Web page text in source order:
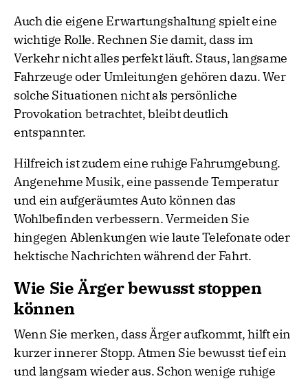
Auch die eigene Erwartungshaltung spielt eine
wichtige Rolle. Rechnen Sie damit, dass im
Verkehr nicht alles perfekt läuft. Staus, langsame
Fahrzeuge oder Umleitungen gehören dazu. Wer
solche Situationen nicht als persönliche
Provokation betrachtet, bleibt deutlich
entspannter.
Hilfreich ist zudem eine ruhige Fahrumgebung.
Angenehme Musik, eine passende Temperatur
und ein aufgeräumtes Auto können das
Wohlbefinden verbessern. Vermeiden Sie
hingegen Ablenkungen wie laute Telefonate oder
hektische Nachrichten während der Fahrt.
Wie Sie Ärger bewusst stoppen
können
Wenn Sie merken, dass Ärger aufkommt, hilft ein
kurzer innerer Stopp. Atmen Sie bewusst tief ein
und langsam wieder aus. Schon wenige ruhige